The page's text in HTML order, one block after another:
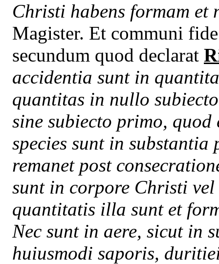
Christi habens formam
Magister. Et communi
secundum quod declarat
accidentia sunt in
quantitas in nullo
sine subiecto primo,
species sunt in
remanet post
sunt in corpore Christi
quantitatis illa sunt et
Nec sunt in aere, sicut in
huiusmodi saporis,